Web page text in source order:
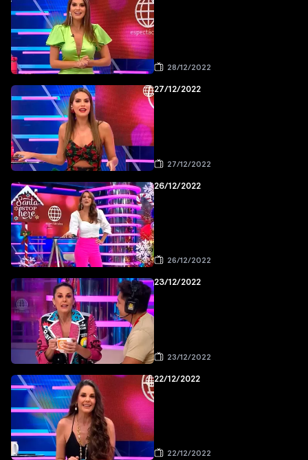
28/12/2022
27/12/2022
27/12/2022
26/12/2022
26/12/2022
23/12/2022
23/12/2022
22/12/2022
22/12/2022